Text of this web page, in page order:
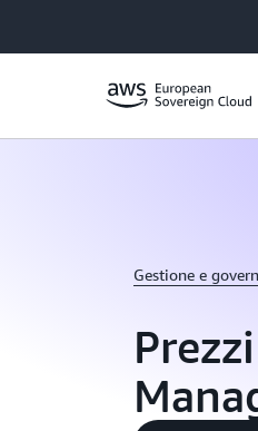
Gestione e